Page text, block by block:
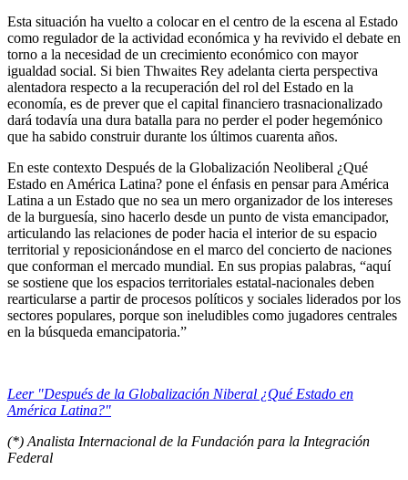
Esta situación ha vuelto a colocar en el centro de la escena al Estado
como regulador de la actividad económica y ha revivido el debate en
torno a la necesidad de un crecimiento económico con mayor
igualdad social. Si bien Thwaites Rey adelanta cierta perspectiva
alentadora respecto a la recuperación del rol del Estado en la
economía, es de prever que el capital financiero trasnacionalizado
dará todavía una dura batalla para no perder el poder hegemónico
que ha sabido construir durante los últimos cuarenta años.
En este contexto Después de la Globalización Neoliberal ¿Qué
Estado en América Latina? pone el énfasis en pensar para América
Latina a un Estado que no sea un mero organizador de los intereses
de la burguesía, sino hacerlo desde un punto de vista emancipador,
articulando las relaciones de poder hacia el interior de su espacio
territorial y reposicionándose en el marco del concierto de naciones
que conforman el mercado mundial. En sus propias palabras, “aquí
se sostiene que los espacios territoriales estatal-nacionales deben
rearticularse a partir de procesos políticos y sociales liderados por los
sectores populares, porque son ineludibles como jugadores centrales
en la búsqueda emancipatoria.”
Leer "Después de la Globalización Niberal ¿Qué Estado en
América Latina?"
(*) Analista Internacional de la Fundación para la Integración
Federal